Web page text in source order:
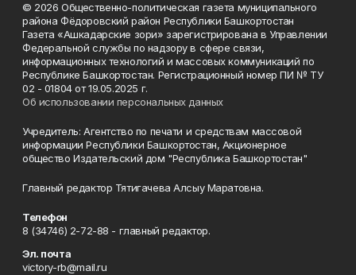
© 2026 Общественно-политическая газета муниципального
района Фёдоровский район Республики Башкортостан
Газета «Ашкадарские зори» зарегистрирована в Управлении
Федеральной службы по надзору в сфере связи,
информационных технологий и массовых коммуникаций по
Республике Башкортостан. Регистрационный номер ПИ № ТУ
02 - 01804 от 19.05.2025 г.
Об использовании персональных данных
Учредитель: Агентство по печати и средствам массовой
информации Республики Башкортостан, Акционерное
общество Издательский дом "Республика Башкортостан"
Главный редактор Тятигачева Алсыу Маратовна.
Телефон
8 (34746) 2-72-88 - главный редактор.
Эл. почта
victory-rb@mail.ru